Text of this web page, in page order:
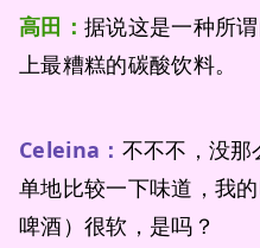
高田： 据说这是一种所
上最糟糕的碳酸饮料。
Celeina： 不不不，没
单地比较一下味道，我
啤酒）很软，是吗？